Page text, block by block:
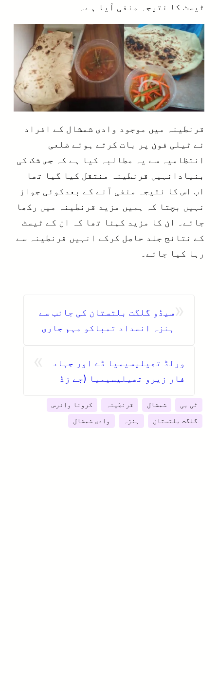
ٹیسٹ کا نتیجہ منفی آیا ہے۔
قرنطینہ میں موجود وادی شمشال کے افراد
نے ٹیلی فون پر بات کرتے ہوئے ضلعی
انتظامیہ سے یہ مطالبہ کیا ہے کہ جس شک کی
بنیادانہیں قرنطینہ منتقل کیا گیا تھا
اب اس کا نتیجہ منفی آنے کے بعدکوئی جواز
نہیں بچتا کہ ہمیں مزید قرنطینہ میں رکھا
جائے۔ ان کا مزید کہنا تھا کہ ان کے ٹیسٹ
کے نتائج جلد حاصل کرکے انہیں قرنطینہ سے
رہا کیا جائے۔
سیڈو گلگت بلتستان کی جانب سے
ہنزہ انسداد تمباکو مہم جاری
ورلڈ تھیلیسیمیا ڈے اور جہاد
فار زیرو تھیلیسیمیا (جے زڈ
ٹی بی شمشال قرنطینہ کرونا وائرس
گلگت بلتستان ہنزہ وادی شمشال